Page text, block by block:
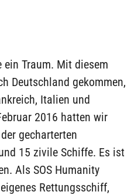
ein Traum. Mit diesem
Deutschland gekommen,
Italien und
2016 hatten wir
gecharterten
15 zivile Schiffe. Es ist
Als SOS Humanity
Rettungsschiff,